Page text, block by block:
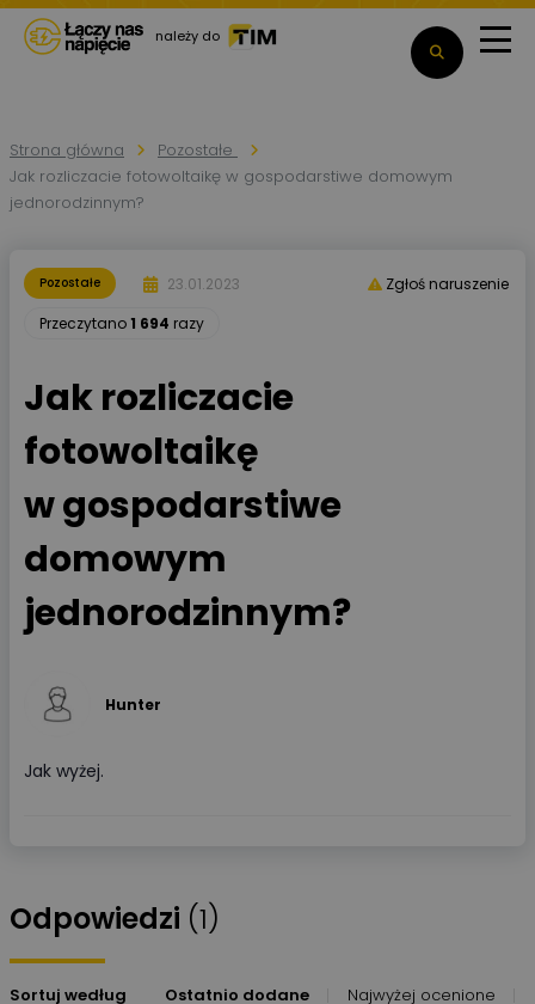
należy do
Strona główna
Pozostałe
Jak rozliczacie fotowoltaikę w gospodarstiwe domowym
jednorodzinnym?
Pozostałe
23.01.2023
Przeczytano1 694 razy
Zgłoś naruszenie
Jak rozliczacie
fotowoltaikę
w gospodarstiwe
domowym
jednorodzinnym?
Hunter
Jak wyżej.
Odpowiedzi (1)
Sortuj według Ostatnio dodane Najwyżej ocenione